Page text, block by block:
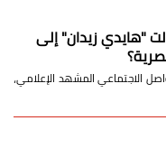
"هايدي زيدان" إلى
الاجتماعي المشهد الإعلامي،